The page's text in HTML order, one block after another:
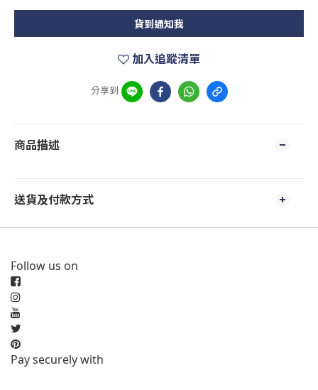
貨到通知我
加入追蹤清單
分享到
商品描述
送貨及付款方式
Follow us on
Pay securely with